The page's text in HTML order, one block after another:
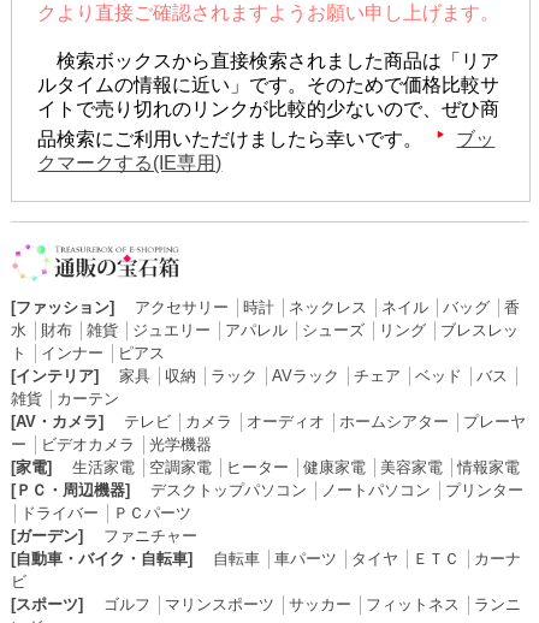
クより直接ご確認されますようお願い申し上げます。
検索ボックスから直接検索されました商品は「リア
ルタイムの情報に近い」です。そのためで価格比較サ
イトで売り切れのリンクが比較的少ないので、ぜひ商
品検索にご利用いただけましたら幸いです。
ブッ
クマークする(IE専用)
[ファッション] アクセサリー 時計│ ネックレス ネイル│ バッグ│ 香
水
財布│ 雑貨│ ジュエリー アパレル│ シューズ│ リング│ ブレスレッ
ト
インナー
ピアス
[インテリア]
家具│ 収納 ラック AVラック チェア ベッド バス
雑貨│ カーテン
[AV・カメラ]
テレビ│ カメラ オーディオ ホームシアター
プレーヤ
ー
ビデオカメラ
光学機器
[家電]
生活家電│ 空調家電│ ヒーター 健康家電│ 美容家電│情報家電
[ＰＣ・周辺機器]
デスクトップパソコン ノートパソコン
プリンター
ドライバー
ＰＣパーツ
[ガーデン]
ファニチャー
[自動車・バイク・自転車]
自転車│ 車パーツ タイヤ ＥＴＣ
カーナ
ビ
[スポーツ]
ゴルフ マリンスポーツ サッカー フィットネス
ランニ